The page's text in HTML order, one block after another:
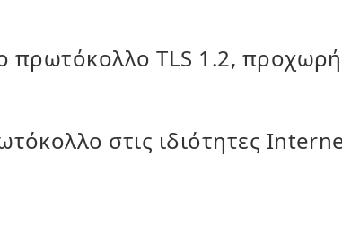
πρωτόκολλο TLS 1.2,
στις ιδιότητες